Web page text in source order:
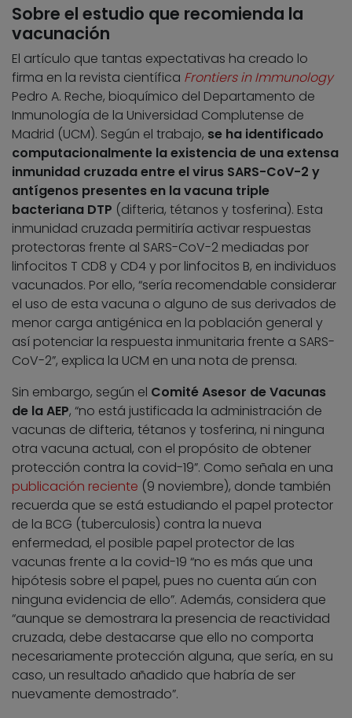
Sobre el estudio que recomienda la
vacunación
El artículo que tantas expectativas ha creado lo
firma en la revista científica Frontiers in Immunology
Pedro A. Reche, bioquímico del Departamento de
Inmunología de la Universidad Complutense de
Madrid (UCM). Según el trabajo, se ha identificado
computacionalmente la existencia de una extensa
inmunidad cruzada entre el virus SARS-CoV-2 y
antígenos presentes en la vacuna triple
bacteriana DTP (difteria, tétanos y tosferina). Esta
inmunidad cruzada permitiría activar respuestas
protectoras frente al SARS-CoV-2 mediadas por
linfocitos T CD8 y CD4 y por linfocitos B, en individuos
vacunados. Por ello, “sería recomendable considerar
el uso de esta vacuna o alguno de sus derivados de
menor carga antigénica en la población general y
así potenciar la respuesta inmunitaria frente a SARS-
CoV-2”, explica la UCM en una nota de prensa.
Sin embargo, según el Comité Asesor de Vacunas
de la AEP, “no está justificada la administración de
vacunas de difteria, tétanos y tosferina, ni ninguna
otra vacuna actual, con el propósito de obtener
protección contra la covid-19”. Como señala en una
publicación reciente (9 noviembre), donde también
recuerda que se está estudiando el papel protector
de la BCG (tuberculosis) contra la nueva
enfermedad, el posible papel protector de las
vacunas frente a la covid-19 “no es más que una
hipótesis sobre el papel, pues no cuenta aún con
ninguna evidencia de ello”. Además, considera que
“aunque se demostrara la presencia de reactividad
cruzada, debe destacarse que ello no comporta
necesariamente protección alguna, que sería, en su
caso, un resultado añadido que habría de ser
nuevamente demostrado”.